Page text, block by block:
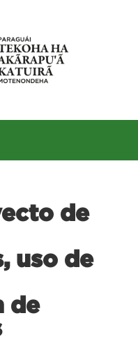
de
uso de
de